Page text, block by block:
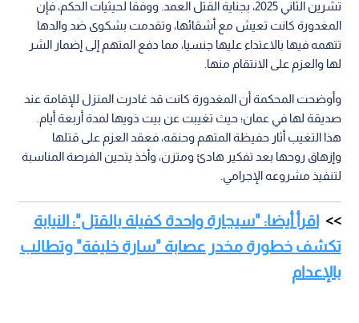
تشرين الثاني 2025، بجناية القتل العمد. ووفقا لحيثيات الحكم، فإن
المغدورة كانت تعيش مع أشقائها، وتقدمت بشكوى ضد والدها
تتهمه فيها بالاعتداء عليها جنسيا، مما دفع المتهم إلى إضمار الشر
لها والعزم على الانتقام منها.
وأوضحت المحكمة أن المغدورة كانت قد غادرت المنزل للإقامة عند
صديقة لها في عمان؛ حيث تغيبت عن بيت ذويها لمدة أربعة أيام.
هذا التغيب أثار حفيظة المتهم وحنقه، فعقد العزم على قتلها
وإزهاق روحها بعد تفكير هادئ ومتزن، وأخذ يتحين الفرصة المناسبة
لتنفيذ مشروعه الإجرامي.
اقرأ أيضا: "سيجارة واحدة كفيلة بالقتل": النيابة
تكشف خطورة مخدر عصابة "سارة خليفة" وتطالب
بالإعدام